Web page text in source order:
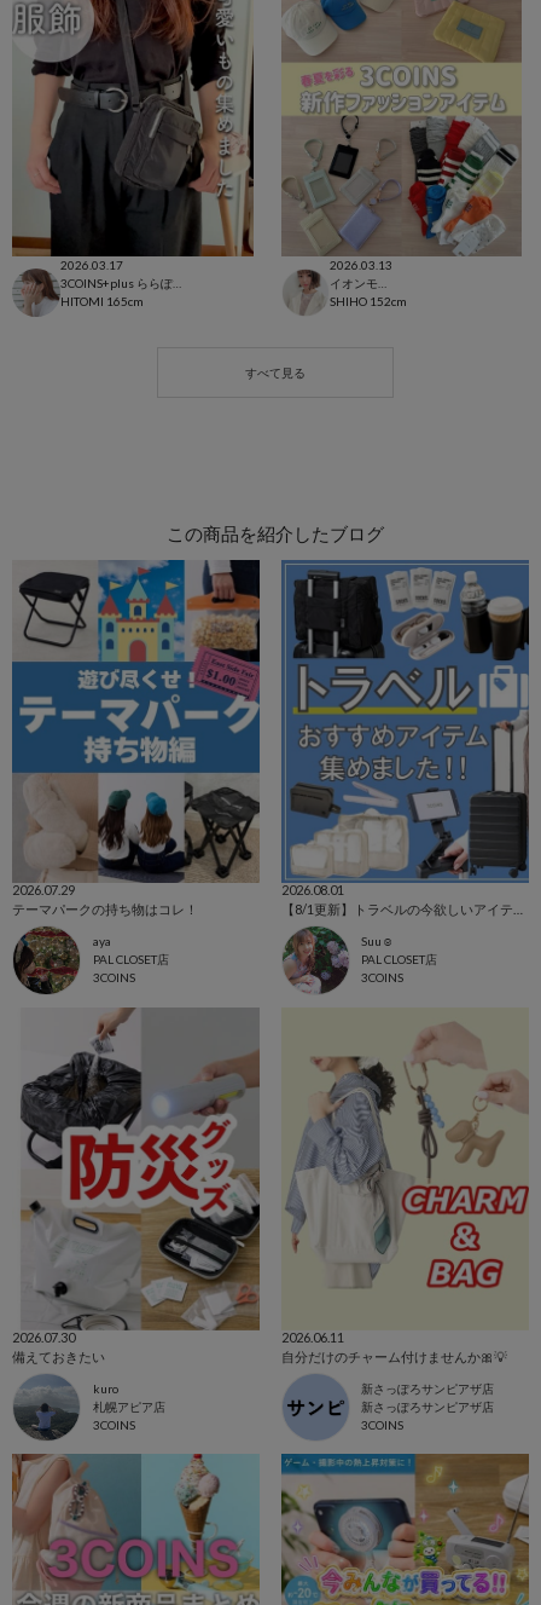
2026.03.17
HITOMI 165cm
2026.03.13
SHIHO 152cm
この商品を紹介したブログ
2026.07.29
テーマパークの持ち物はコレ！
aya
PAL CLOSET店
3COINS
2026.08.01
Suu☺︎
PAL CLOSET店
3COINS
2026.07.30
備えておきたい
kuro
札幌アピア店
3COINS
2026.06.11
自分だけのチャーム付けませんか🎀💡
新さっぽろサンピアザ店
新さっぽろサンピアザ店
3COINS